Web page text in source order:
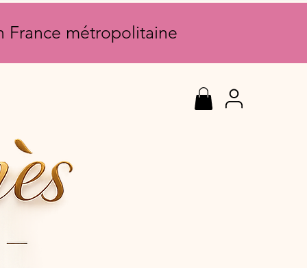
France métropolitaine